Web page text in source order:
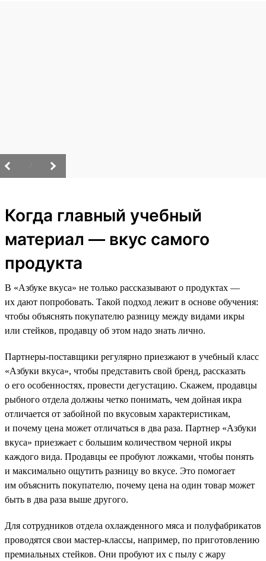
Когда главный учебный
материал — вкус самого
продукта
В «Азбуке вкуса» не только рассказывают о продуктах —
их дают попробовать. Такой подход лежит в основе обучения:
чтобы объяснять покупателю разницу между видами икры
или стейков, продавцу об этом надо знать лично.
Партнеры-поставщики регулярно приезжают в учебный класс
«Азбуки вкуса», чтобы представить свой бренд, рассказать
о его особенностях, провести дегустацию. Скажем, продавцы
рыбного отдела должны четко понимать, чем дойная икра
отличается от забойной по вкусовым характеристикам,
и почему цена может отличаться в два раза. Партнер «Азбуки
вкуса» приезжает с большим количеством черной икры
каждого вида. Продавцы ее пробуют ложками, чтобы понять
и максимально ощутить разницу во вкусе. Это помогает
им объяснить покупателю, почему цена на один товар может
быть в два раза выше другого.
Для сотрудников отдела охлажденного мяса и полуфабрикатов
проводятся свои мастер-классы, например, по приготовлению
премиальных стейков. Они пробуют их с пылу с жару